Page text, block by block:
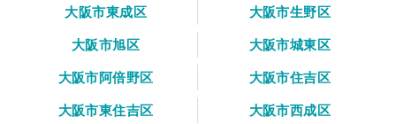
大阪市東成区
大阪市生野区
大阪市旭区
大阪市城東区
大阪市阿倍野区
大阪市住吉区
大阪市東住吉区
大阪市西成区